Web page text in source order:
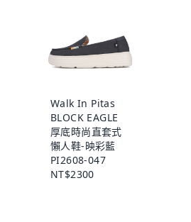
Walk In Pitas
BLOCK EAGLE
厚底時尚直套式
懶人鞋-映彩藍
PI2608-047
NT$2300